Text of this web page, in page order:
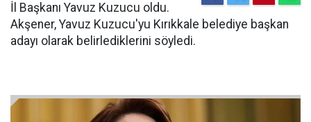
İl Başkanı Yavuz Kuzucu oldu.
Akşener, Yavuz Kuzucu'yu Kırıkkale belediye başkan
adayı olarak belirlediklerini söyledi.